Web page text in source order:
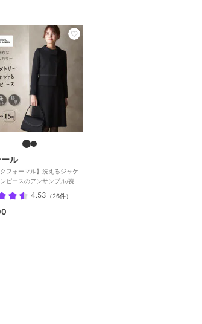
ル
クフォーマル】洗えるジャケ
ピースのアンサンブル/喪服/
式/卒園式
4.53 （26件）